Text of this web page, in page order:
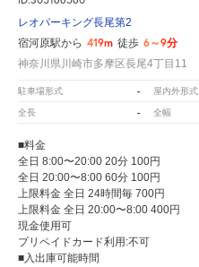
レオパーキング長尾第2
宿河原駅から 419m 徒歩 6～9分
神奈川県川崎市多摩区長尾4丁目11
駐車場形式 - 屋内外形式
全長 - 全幅
■料金
全日 8:00〜20:00 20分 100円
全日 20:00〜8:00 60分 100円
上限料金 全日 24時間毎 700円
上限料金 全日 20:00〜8:00 400円
現金使用可
プリペイドカード利用:不可
■入出庫可能時間